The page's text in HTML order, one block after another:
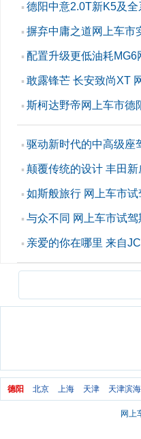
▪ 德阳中意2.0T新K5及
▪ 摒弃中庸之道网上车市
▪ 配置升级更低油耗MG6
▪ 敢露锋芒 长安致尚XT
▪ 斯柯达野帝网上车市德
▪ 驱动新时代的中高级座
▪ 颠覆传统的设计 丰田
▪ 如斯般旅行 网上车市
▪ 与众不同 网上车市试驾
▪ 亲爱的你在哪里 来自
德阳 北京 上海 天津 天津滨海
网上